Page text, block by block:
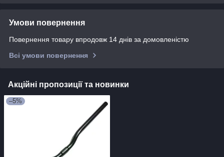
Умови повернення
Повернення товару впродовж 14 днів за домовленістю
Всі умови повернення
Акційні пропозиції та новинки
–5%